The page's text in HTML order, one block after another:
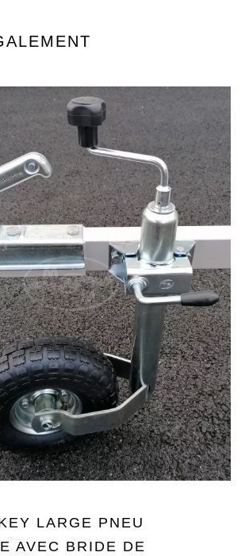
LARGE PNEU
AVEC BRIDE DE